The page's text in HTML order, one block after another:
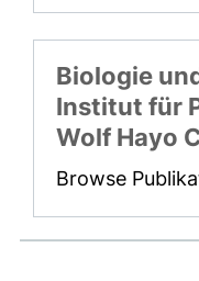
Biologie
Institut für
Wolf Hayo
Browse